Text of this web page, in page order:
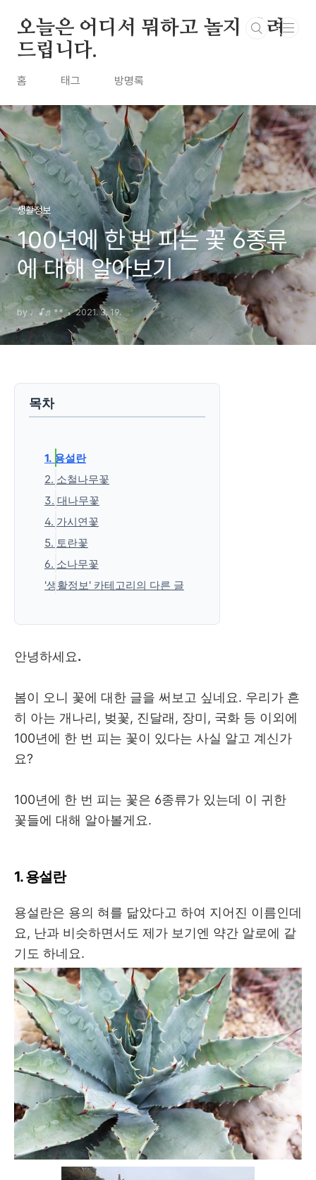
오늘은 어디서 뭐하고 놀지 알려
드립니다.
홈 태그 방명록
생활정보
100년에 한 번 피는 꽃 6종류
에 대해 알아보기
by ♩♪♬** 2021. 3. 19.
목차
1. 용설란
2. 소철나무꽃
3. 대나무꽃
4. 가시연꽃
5. 토란꽃
6. 소나무꽃
'생활정보' 카테고리의 다른 글
안녕하세요.
봄이 오니 꽃에 대한 글을 써보고 싶네요. 우리가 흔
히 아는 개나리, 벚꽃, 진달래, 장미, 국화 등 이외에
100년에 한 번 피는 꽃이 있다는 사실 알고 계신가
요?
100년에 한 번 피는 꽃은 6종류가 있는데 이 귀한
꽃들에 대해 알아볼게요.
1. 용설란
용설란은 용의 혀를 닮았다고 하여 지어진 이름인데
요, 난과 비슷하면서도 제가 보기엔 약간 알로에 같
기도 하네요.